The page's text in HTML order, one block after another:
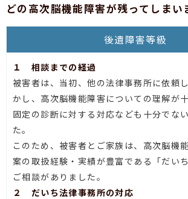
どの高次脳機能障害が残ってしまい
後遺障害等級
１ 相談までの経過
被害者は、当初、他の法律事務所に依頼
かし、高次脳機能障害についての理解が
固定の診断に対する対応なども十分でな
た。
このため、被害者とご家族は、高次脳機
案の取扱経験・実績が豊富である「だい
ご相談がありました。
２ だいち法律事務所の対応